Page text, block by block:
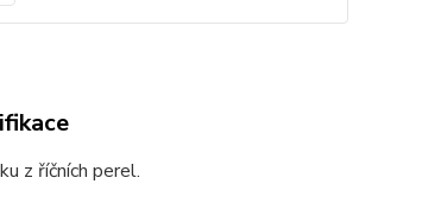
z říčních perel.